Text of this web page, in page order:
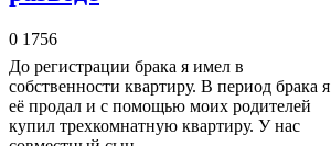
0 1756
До регистрации брака я имел в
собственности квартиру. В период брака я
её продал и с помощью моих родителей
купил трехкомнатную квартиру. У нас